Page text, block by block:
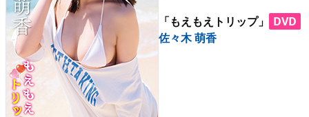
「もえもえトリップ」
DVD
佐々木 萌香